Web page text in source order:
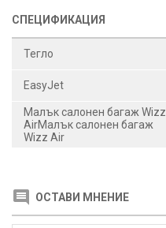
СПЕЦИФИКАЦИЯ
Тегло
EasyJet
Малък салонен багаж Wizz
AirМалък салонен багаж
Wizz Air
ОСТАВИ МНЕНИЕ